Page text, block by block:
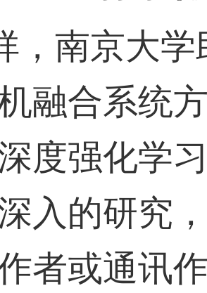
，南京大
融合系统
度强化学
入的研究
者或通讯